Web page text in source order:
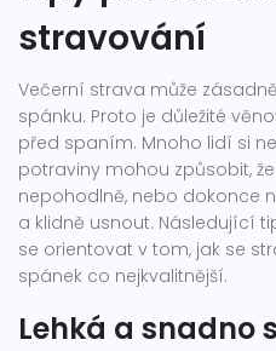
stravování
Večerní strava může
spánku. Proto je důležité
před spaním. Mnoho lidí si
potraviny mohou způsobit,
nepohodlně, nebo dokonce
a klidně usnout. Následující
se orientovat v tom, jak se
spánek co nejkvalitnější.
Lehká a snadno